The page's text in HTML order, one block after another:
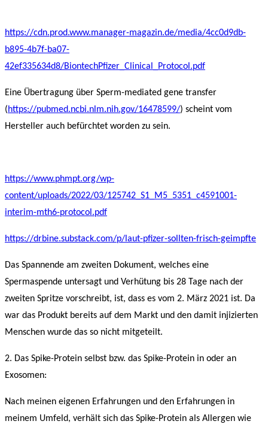
https://cdn.prod.www.manager-magazin.de/media/4cc0d9db-
b895-4b7f-ba07-
42ef335634d8/BiontechPfizer_Clinical_Protocol.pdf
Eine Übertragung über Sperm-mediated gene transfer
(https://pubmed.ncbi.nlm.nih.gov/16478599/) scheint vom
Hersteller auch befürchtet worden zu sein.
https://www.phmpt.org/wp-
content/uploads/2022/03/125742_S1_M5_5351_c4591001-
interim-mth6-protocol.pdf
https://drbine.substack.com/p/laut-pfizer-sollten-frisch-geimpfte
Das Spannende am zweiten Dokument, welches eine
Spermaspende untersagt und Verhütung bis 28 Tage nach der
zweiten Spritze vorschreibt, ist, dass es vom 2. März 2021 ist. Da
war das Produkt bereits auf dem Markt und den damit injizierten
Menschen wurde das so nicht mitgeteilt.
2. Das Spike-Protein selbst bzw. das Spike-Protein in oder an
Exosomen:
Nach meinen eigenen Erfahrungen und den Erfahrungen in
meinem Umfeld, verhält sich das Spike-Protein als Allergen wie